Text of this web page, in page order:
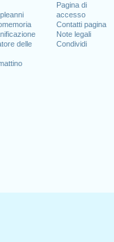
delle
Pagina di
accesso
Contatti pagina
Note legali
Condividi